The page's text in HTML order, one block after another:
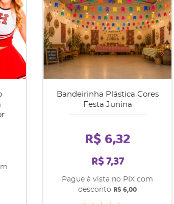
Bandeirinha Plástica Cores
Festa Junina
R$ 6,32
R$ 7,37
Pague à vista no PIX com
desconto R$ 6,00